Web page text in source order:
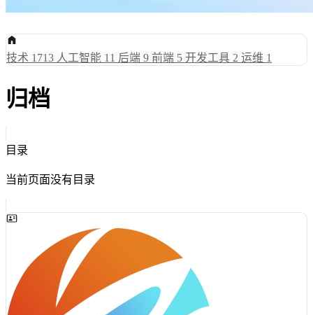
技术 1713 人工智能 11 后端 9 前端 5 开发工具 2 运维 1
归档
目录
当前页面没有目录